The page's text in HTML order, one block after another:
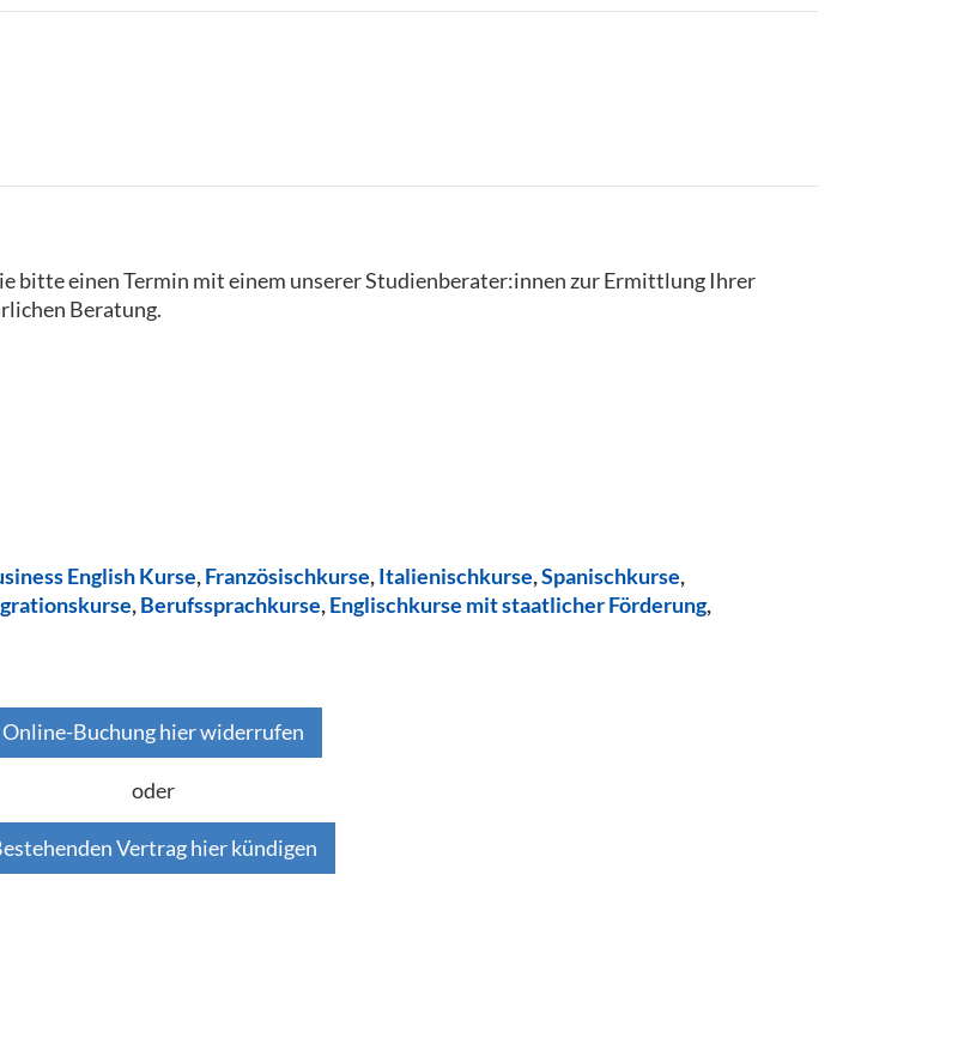
bitte einen Termin mit einem unserer Studienberater:innen zur Ermittlung Ihrer
Beratung.
English Kurse,Französischkurse,Italienischkurse,Spanischkurse,
,Berufssprachkurse,Englischkurse mit staatlicher Förderung,
Online-Buchung hier widerrufen
oder
Vertrag hier kündigen